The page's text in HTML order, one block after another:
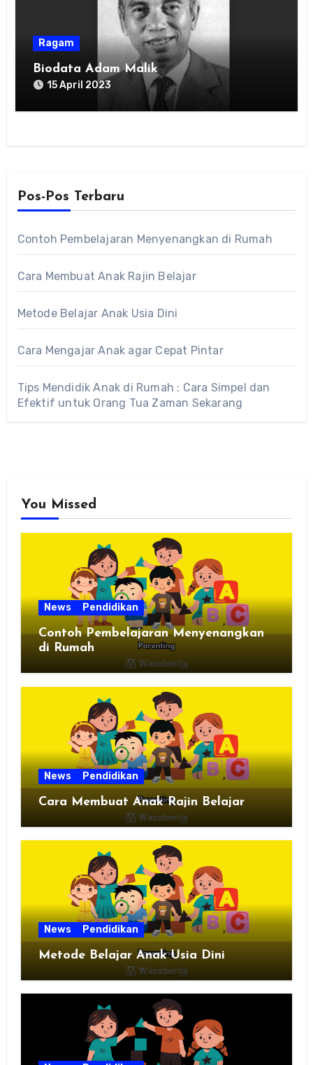
Ragam
Biodata Adam Malik
15 April 2023
Pos-Pos Terbaru
Contoh Pembelajaran Menyenangkan di Rumah
Cara Membuat Anak Rajin Belajar
Metode Belajar Anak Usia Dini
Cara Mengajar Anak agar Cepat Pintar
Tips Mendidik Anak di Rumah : Cara Simpel dan
Efektif untuk Orang Tua Zaman Sekarang
You Missed
News Pendidikan
Contoh Pembelajaran Menyenangkan
di Rumah
News Pendidikan
Cara Membuat Anak Rajin Belajar
News Pendidikan
Metode Belajar Anak Usia Dini